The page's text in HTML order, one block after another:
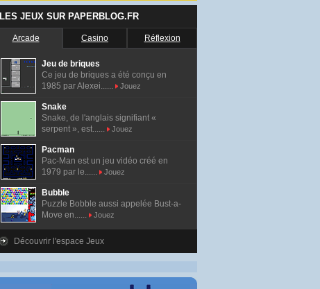
LES JEUX SUR PAPERBLOG.FR
Arcade Casino Réflexion
Jeu de briques
Ce jeu de briques a été conçu en
1985 par Alexei......
Jouez
Snake
Snake, de l'anglais signifiant «
serpent », est......
Jouez
Pacman
Pac-Man est un jeu vidéo créé en
1979 par le......
Jouez
Bubble
Puzzle Bobble aussi appelée Bust-a-
Move en......
Jouez
Découvrir l'espace Jeux